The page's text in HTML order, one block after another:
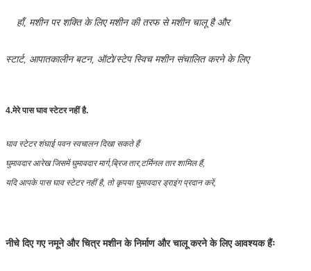
हाँ, मशीन पर शक्ति के लिए मशीन की तरफ से मशीन चालू है और
स्टार्ट, आपातकालीन बटन, ऑटो/स्टेप स्विच मशीन संचालित करने के लिए
4.मेरे पास घाव स्टेटर नहीं है.
घाव स्टेटर शंघाई पवन स्वचालन दिखा सकते हैं
घुमावदार आरेख जिसमें घुमावदार मार्ग,ब्रिज तार,टर्मिनल तार शामिल हैं,
यदि आपके पास घाव स्टेटर नहीं है, तो कृपया घुमावदार ड्राइंग प्रदान करें,
नीचे दिए गए नमूने और चित्र मशीन के निर्माण और चालू करने के लिए आवश्यक हैंः